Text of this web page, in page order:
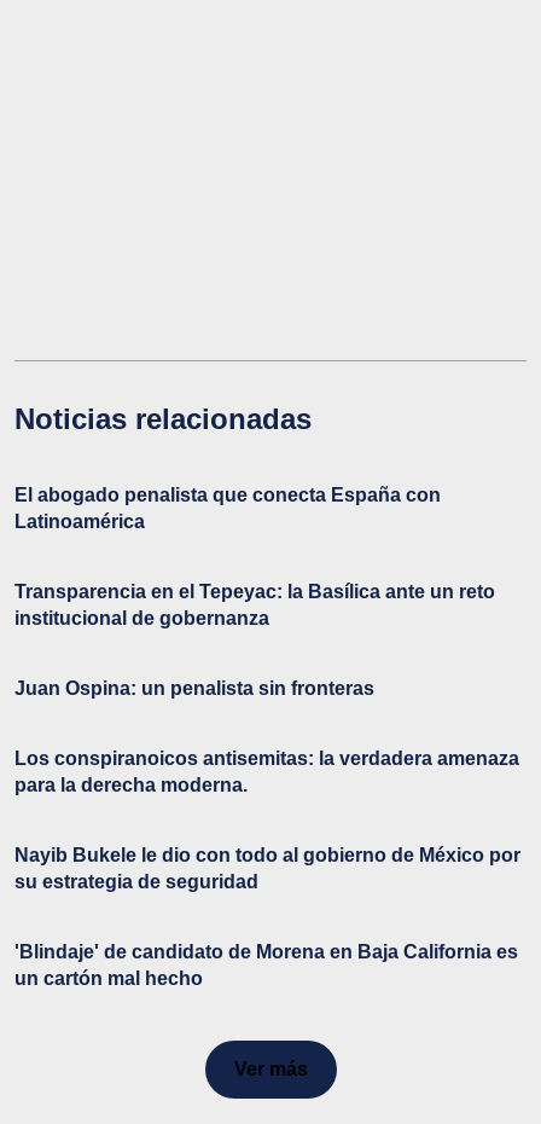
Noticias relacionadas
El abogado penalista que conecta España con
Latinoamérica
Transparencia en el Tepeyac: la Basílica ante un reto
institucional de gobernanza
Juan Ospina: un penalista sin fronteras
Los conspiranoicos antisemitas: la verdadera amenaza
para la derecha moderna.
Nayib Bukele le dio con todo al gobierno de México por
su estrategia de seguridad
'Blindaje' de candidato de Morena en Baja California es
un cartón mal hecho
Ver más